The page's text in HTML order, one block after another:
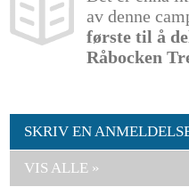
av denne
første til å
Råbocken
SKRIV EN
VIS ALLE »